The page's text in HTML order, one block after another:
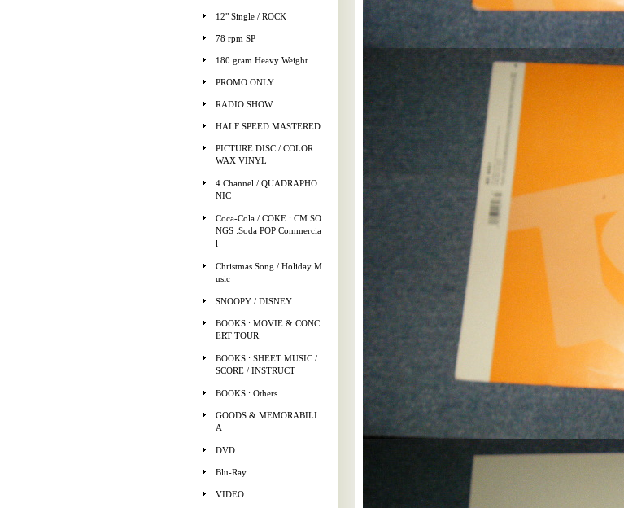
12" Single / ROCK
78 rpm SP
180 gram Heavy Weight
PROMO ONLY
RADIO SHOW
HALF SPEED MASTERED
PICTURE DISC / COLOR
WAX VINYL
4 Channel / QUADRAPHO
NIC
Coca-Cola / COKE : CM SO
NGS :Soda POP Commercia
l
Christmas Song / Holiday M
usic
SNOOPY / DISNEY
BOOKS : MOVIE & CONC
ERT TOUR
BOOKS : SHEET MUSIC /
SCORE / INSTRUCT
BOOKS : Others
GOODS & MEMORABILI
A
DVD
Blu-Ray
VIDEO